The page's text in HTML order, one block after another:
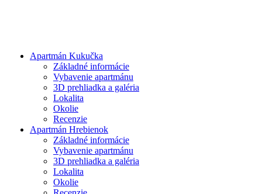
Apartmán Kukučka
Základné informácie
Vybavenie apartmánu
3D prehliadka a galéria
Lokalita
Okolie
Recenzie
Apartmán Hrebienok
Základné informácie
Vybavenie apartmánu
3D prehliadka a galéria
Lokalita
Okolie